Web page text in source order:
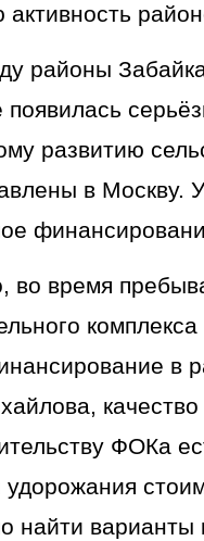
районы
появилась
развитию
в Москву.
во время
в
ФОКа
найти варианты